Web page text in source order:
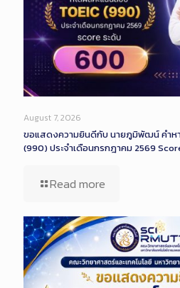
August 7, 2026
ขอแสดงความยินดีกับ นายภูมิพัฒน์ คำห
(990) ประจำเดือนกรกฎาคม 2569
Read more